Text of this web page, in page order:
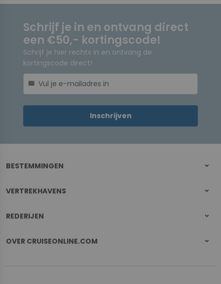
Schrijf je in en ontvang direct
een €50,- kortingscode!
Schrijf je hier rechts in en ontvang de
kortingscode direct!
mail
Inschrijven
BESTEMMINGEN
VERTREKHAVENS
REDERIJEN
OVER CRUISEONLINE.COM